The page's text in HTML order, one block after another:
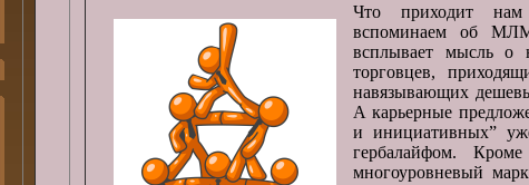
Что приходит
вспоминаем об
всплывает мысль о
торговцев,
навязывающих
А карьерные
и инициативных”
гербалайфом. Кроме
многоуровневый